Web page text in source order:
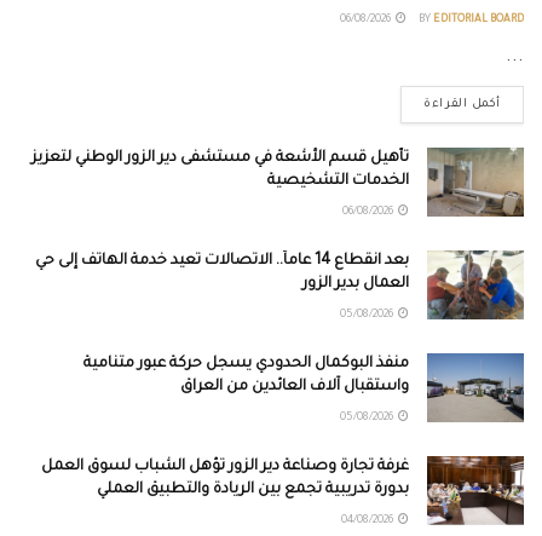
BY EDITORIAL BOARD
...
أكمل القراءة
تأهيل قسم الأشعة في مستشفى دير الزور الوطني لتعزيز
الخدمات التشخيصية
بعد انقطاع 14 عاماً.. الاتصالات تعيد خدمة الهاتف إلى حي
العمال بدير الزور
منفذ البوكمال الحدودي يسجل حركة عبور متنامية
واستقبال آلاف العائدين من العراق
غرفة تجارة وصناعة دير الزور تؤهل الشباب لسوق العمل
بدورة تدريبية تجمع بين الريادة والتطبيق العملي